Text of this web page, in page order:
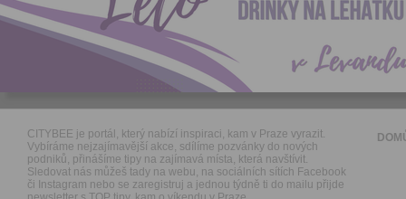
CITYBEE je portál, který nabízí inspiraci, kam v Praze vyrazit.
Vybíráme nejzajímavější akce, sdílíme pozvánky do nových
podniků, přinášíme tipy na zajímavá místa, která navštívit.
Sledovat nás můžeš tady na webu, na sociálních sítích Facebook
či Instagram nebo se zaregistruj a jednou týdně ti do mailu přijde